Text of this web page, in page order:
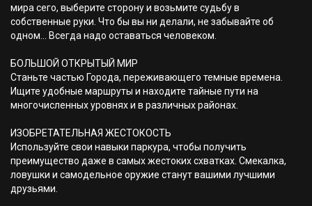
мира сего, выберите сторону и возьмите судьбу в
собственные руки. Что бы вы ни делали, не забывайте об
одном... Всегда надо оставаться человеком.
БОЛЬШОЙ ОТКРЫТЫЙ МИР
Станьте частью Города, переживающего темные времена.
Ищите удобные маршруты и находите тайные пути на
многочисленных уровнях и в различных районах.
ИЗОБРЕТАТЕЛЬНАЯ ЖЕСТОКОСТЬ
Используйте свои навыки паркура, чтобы получить
преимущество даже в самых жестоких схватках. Смекалка,
ловушки и самодельное оружие станут вашими лучшими
друзьями.